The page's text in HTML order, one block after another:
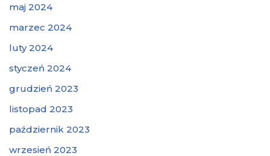
maj 2024
marzec 2024
luty 2024
styczeń 2024
grudzień 2023
listopad 2023
październik 2023
wrzesień 2023